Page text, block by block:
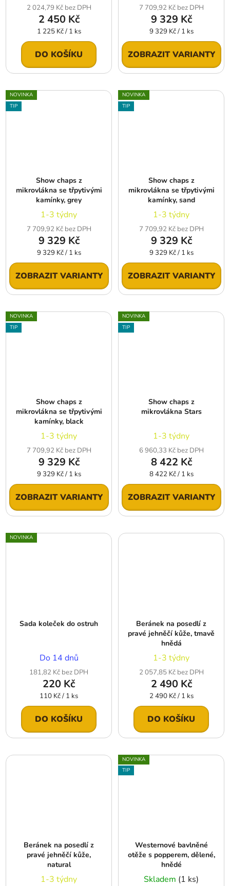
2 024,79 Kč bez DPH
2 450 Kč
Měrná
cena:
1 225 Kč / 1 ks
DO KOŠÍKU
7 709,92 Kč bez DPH
9 329 Kč
Měrná
cena:
9 329 Kč / 1 ks
ZOBRAZIT VARIANTY
NOVINKA
TIP
Show chaps z
mikrovlákna se třpytivými
kamínky, grey
1-3 týdny
7 709,92 Kč bez DPH
9 329 Kč
Měrná
cena:
9 329 Kč / 1 ks
ZOBRAZIT VARIANTY
NOVINKA
TIP
Show chaps z
mikrovlákna se třpytivými
kamínky, sand
1-3 týdny
7 709,92 Kč bez DPH
9 329 Kč
Měrná
cena:
9 329 Kč / 1 ks
ZOBRAZIT VARIANTY
NOVINKA
TIP
Show chaps z
mikrovlákna se třpytivými
kamínky, black
1-3 týdny
7 709,92 Kč bez DPH
9 329 Kč
Měrná
cena:
9 329 Kč / 1 ks
ZOBRAZIT VARIANTY
NOVINKA
TIP
Show chaps z
mikrovlákna Stars
1-3 týdny
6 960,33 Kč bez DPH
8 422 Kč
Měrná
cena:
8 422 Kč / 1 ks
ZOBRAZIT VARIANTY
NOVINKA
Sada koleček do ostruh
Do 14 dnů
181,82 Kč bez DPH
220 Kč
Měrná
cena:
110 Kč / 1 ks
DO KOŠÍKU
Beránek na posedlí z
pravé jehněčí kůže, tmavě
hnědá
1-3 týdny
2 057,85 Kč bez DPH
2 490 Kč
Měrná
cena:
2 490 Kč / 1 ks
DO KOŠÍKU
Beránek na posedlí z
pravé jehněčí kůže,
natural
1-3 týdny
NOVINKA
TIP
Westernové bavlněné
otěže s popperem, dělené,
hnědé
Skladem (1 ks)